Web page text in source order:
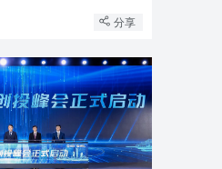
分享